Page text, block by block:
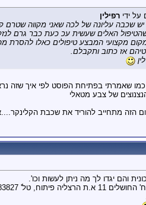
ידי רפילין
שכבה עליונה של לכה שאני מקווה שטרם
שהטיפול האלים שעשית עכ כעת כבר גרם
מקצועי המבצע טיפולים כאלו להסרת
אז כתוב ותקבלם.
כמו שאמרתי בפתיחת הפוסט לפי איך שזה
של צבע מטאלי
הזה מתחייב להוריד את שכבת
והם יגדו לך מה ניתן לעשות וכו'.
פיתוח, טל' 09-9583827 או 052-3202782